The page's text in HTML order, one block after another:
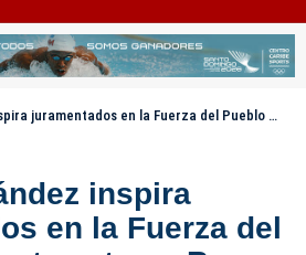
en la Fuerza del Pueblo durante acto en Bonao
inspira
en la Fuerza del